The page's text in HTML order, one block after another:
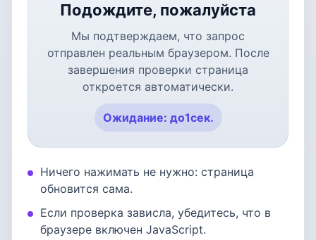
Подождите, пожалуйста
Мы подтверждаем, что запрос
отправлен реальным браузером. После
завершения проверки страница
откроется автоматически.
Ожидание: до1сек.
Ничего нажимать не нужно: страница
обновится сама.
Если проверка зависла, убедитесь, что в
браузере включен JavaScript.